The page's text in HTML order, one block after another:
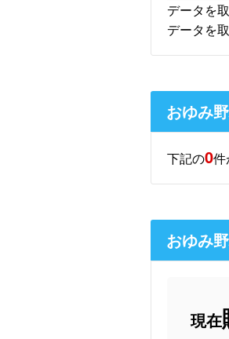
データを
データを
おゆみ
下記の0件
おゆみ
現在